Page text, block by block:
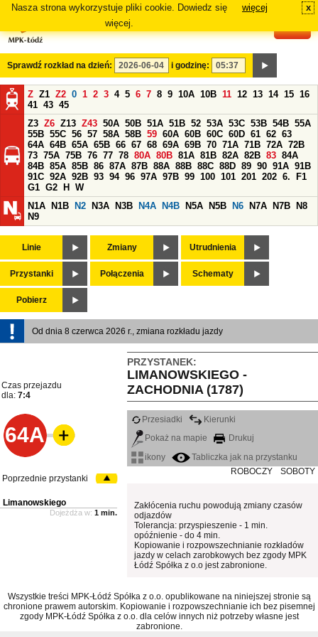
Nasza strona wykorzystuje pliki cookie. Dowiedz się
więcej.
więcej x
Sprawdź rozkład na dzień: i godzinę:
Z Z1 Z2 0 1 2 3 4 5 6 7 8 9 10A 10B 11 12 13 14 15 16
41 43 45
Z3 Z6 Z13 Z43 50A 50B 51A 51B 52 53A 53C 53B 54B 55A
55B 55C 56 57 58A 58B 59 60A 60B 60C 60D 61 62 63
64A 64B 65A 65B 66 67 68 69A 69B 70 71A 71B 72A 72B
73 75A 75B 76 77 78 80A 80B 81A 81B 82A 82B 83 84A
84B 85A 85B 86 87A 87B 88A 88B 88C 88D 89 90 91A 91B
91C 92A 92B 93 94 96 97A 97B 99 100 101 201 202 6.
F1
G1 G2 H
W
N1A
N1B N2 N3A N3B N4A N4B N5A N5B N6 N7A N7B
N8
N9
Linie Zmiany Utrudnienia
Przystanki Połączenia Schematy
Pobierz
Od dnia 8 czerwca 2026 r., zmiana rozkładu jazdy
PRZYSTANEK:
LIMANOWSKIEGO -
ZACHODNIA (1787)
Czas przejazdu
dla: 7:4
64A
Przesiadki
Kierunki
Pokaż na mapie
Drukuj
ikony
Tabliczka jak na przystanku
ROBOCZY
SOBOTY
Zakłócenia ruchu powodują zmiany czasów
odjazdów
Tolerancja: przyspieszenie - 1 min.
opóźnienie - do 4 min.
Kopiowanie i rozpowszechnianie rozkładów
jazdy w celach zarobkowych bez zgody MPK
Łódź Spółka z o.o jest zabronione.
Poprzednie przystanki
Limanowskiego
Dojeżdża w: 1 min.
Wszystkie treści MPK-Łódź Spółka z o.o. opublikowane na niniejszej stronie są
chronione prawem autorskim. Kopiowanie i rozpowszechnianie ich bez pisemnej
zgody MPK-Łódź Spółka z o.o. dla celów innych niż potrzeby własne jest
zabronione.